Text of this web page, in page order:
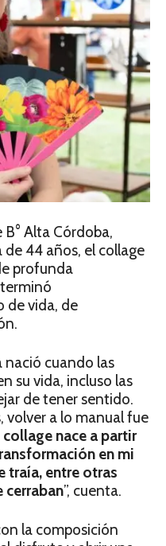
B° Alta Córdoba,
44 años, el collage
profunda
de vida, de
nació cuando las
su vida, incluso las
de tener sentido.
volver a lo manual fue
nace a partir
en mi
traía, entre otras
cerraban”, cuenta.
la composición